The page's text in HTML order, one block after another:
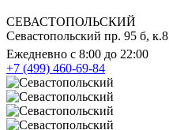
СЕВАСТОПОЛЬСКИЙ
Севастопольский пр. 95 б, к.8
Ежедневно с 8:00 до 22:00
+7 (499) 460-69-84